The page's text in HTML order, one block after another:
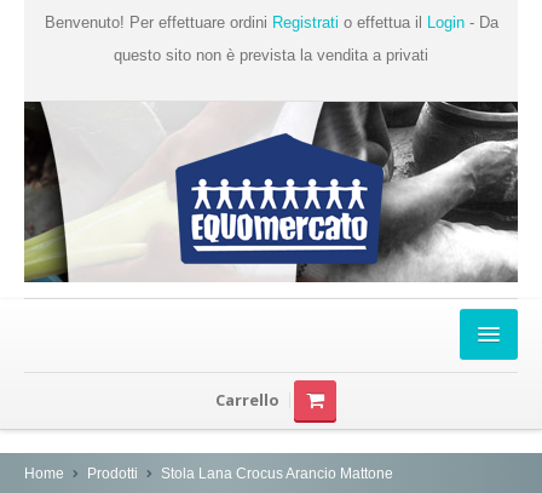
Benvenuto! Per effettuare ordini Registrati o effettua il Login- Da
questo sito non è prevista la vendita a privati
Chi Siamo
Prodotti
Carrello
Home Prodotti Stola Lana Crocus Arancio Mattone